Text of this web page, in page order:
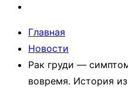
Главная
Новости
Рак груди —
вовремя. История